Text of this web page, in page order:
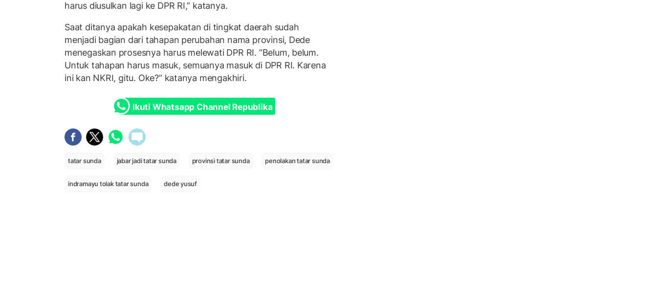
harus diusulkan lagi ke DPR RI,” katanya.
Saat ditanya apakah kesepakatan di tingkat daerah sudah
menjadi bagian dari tahapan perubahan nama provinsi, Dede
menegaskan prosesnya harus melewati DPR RI. “Belum, belum.
Untuk tahapan harus masuk, semuanya masuk di DPR RI. Karena
ini kan NKRI, gitu. Oke?” katanya mengakhiri.
Ikuti Whatsapp Channel Republika
tatar sunda jabar jadi tatar sunda provinsi tatar sunda penolakan tatar sunda
indramayu tolak tatar sunda dede yusuf